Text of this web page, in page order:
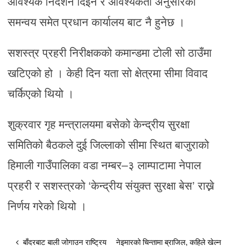
समन्वय समेत प्रधान कार्यालय बाट नै हुनेछ ।
सशस्त्र प्रहरी निरीक्षकको कमान्डमा टोली सो ठाउँमा
खटिएको हो । केही दिन यता सो क्षेत्रमा सीमा विवाद
चर्किएको थियो ।
शुक्रवार गृह मन्त्रालयमा बसेको केन्द्रीय सुरक्षा
समितिको बैठकले दुई जिल्लाको सीमा स्थित बाजुराको
हिमाली गाउँपालिका वडा नम्बर–३ लाम्पाटामा नेपाल
प्रहरी र सशस्त्रको ‘केन्द्रीय संयुक्त सुरक्षा बेस’ राख्ने
निर्णय गरेको थियो ।
बाँदरबाट बाली जोगाउन राष्ट्रिय
नेइमारको चिन्तामा ब्राजिल, कहिले खेल्न